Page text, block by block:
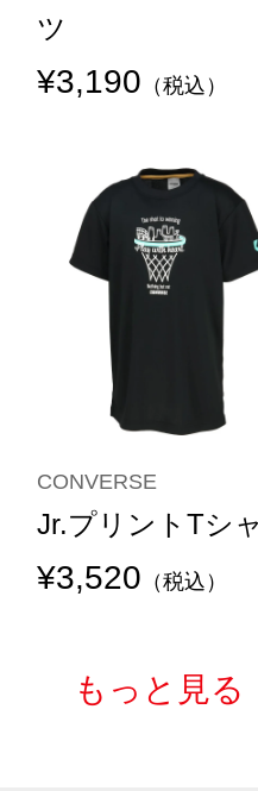
ツ
¥3,190 （税込）
CONVERSE
Jr.プリントTシ
¥3,520 （税込）
もっと見る